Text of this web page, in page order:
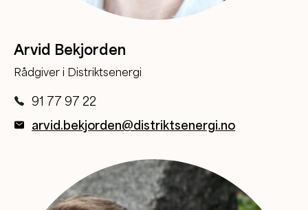
Arvid Bekjorden
Rådgiver i Distriktsenergi
91 77 97 22
arvid.bekjorden@distriktsenergi.no